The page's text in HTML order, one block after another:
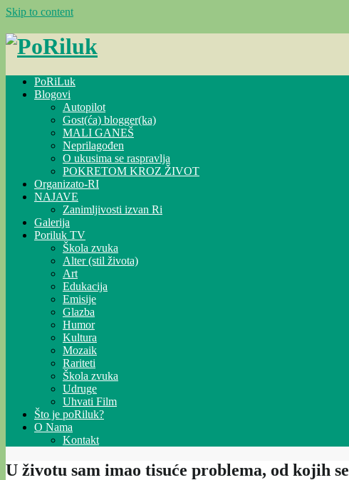
Skip to content
PoRiLuk
Blogovi
Autopilot
Gost(ća) blogger(ka)
MALI GANEŠ
Neprilagođen
O ukusima se raspravlja
POKRETOM KROZ ŽIVOT
Organizato-RI
NAJAVE
Zanimljivosti izvan Ri
Galerija
Poriluk TV
Škola zvuka
Alter (stil života)
Art
Edukacija
Emisije
Glazba
Humor
Kultura
Mozaik
Rariteti
Škola zvuka
Udruge
Uhvati Film
Što je poRiluk?
O Nama
Kontakt
U životu sam imao tisuće problema, od kojih